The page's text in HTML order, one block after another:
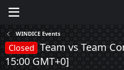
WINDICE Events
Closed Team vs Team
15:00 GMT+0]